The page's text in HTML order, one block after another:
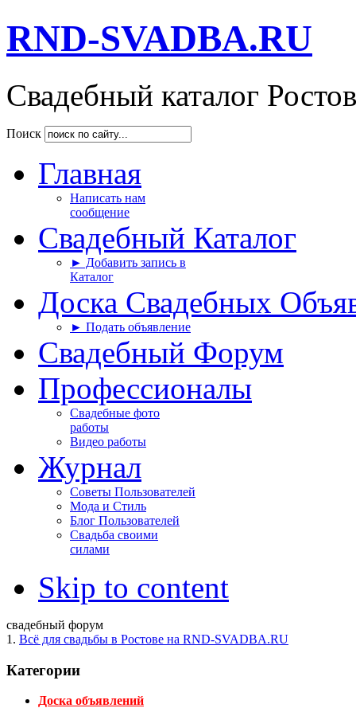
RND-SVADBA.RU
Свадебный каталог
Поиск
Главная
Написать нам
сообщение
Свадебный Каталог
► Добавить запись в
Каталог
Доска Свадебных
► Подать объявление
Свадебный Форум
Профессионалы
Свадебные фото
работы
Видео работы
Журнал
Советы Пользователей
Мода и Стиль
Блог Пользователей
Свадьба своими
силами
Skip to content
свадебный форум
1. Всё для свадьбы в Ростове на RND-SVADBA.RU
Категории
Доска объявлений